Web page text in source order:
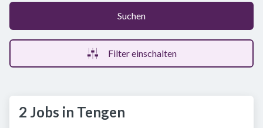
Suchen
Filter einschalten
2 Jobs in Tengen